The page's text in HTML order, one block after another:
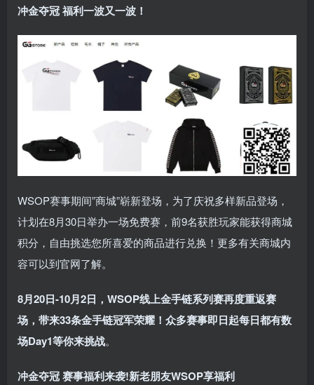
冲金夺冠 福利一波又一波！
WSOP赛事期间”商城”崭新登场，为了庆祝多样新品登场，
计划在8月30日举办一场免费赛，前9名获胜玩家能获得商城
积分，自由挑选您所喜爱的商品进行兑换！更多有关商城内
容可以到官网了解。
8月20日-10月2日， WSOP线上金手链系列赛再度重返赛
场 ，带来33条金手链冠军荣耀！众多赛事即日起每日都有数
场Day1等你来挑战。
冲金夺冠 赛事福利来袭!新老朋友WSOP享福利